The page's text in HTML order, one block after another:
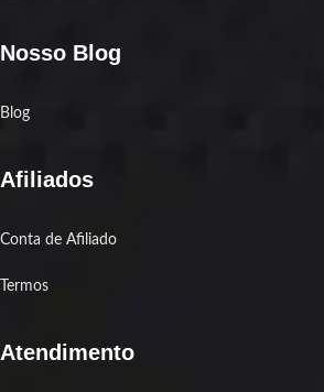
Nosso Blog
Blog
Afiliados
Conta de Afiliado
Termos
Atendimento